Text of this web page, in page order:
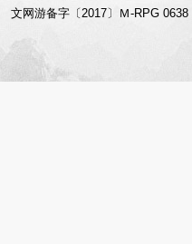
文网游备字〔2017〕Ｍ-RPG